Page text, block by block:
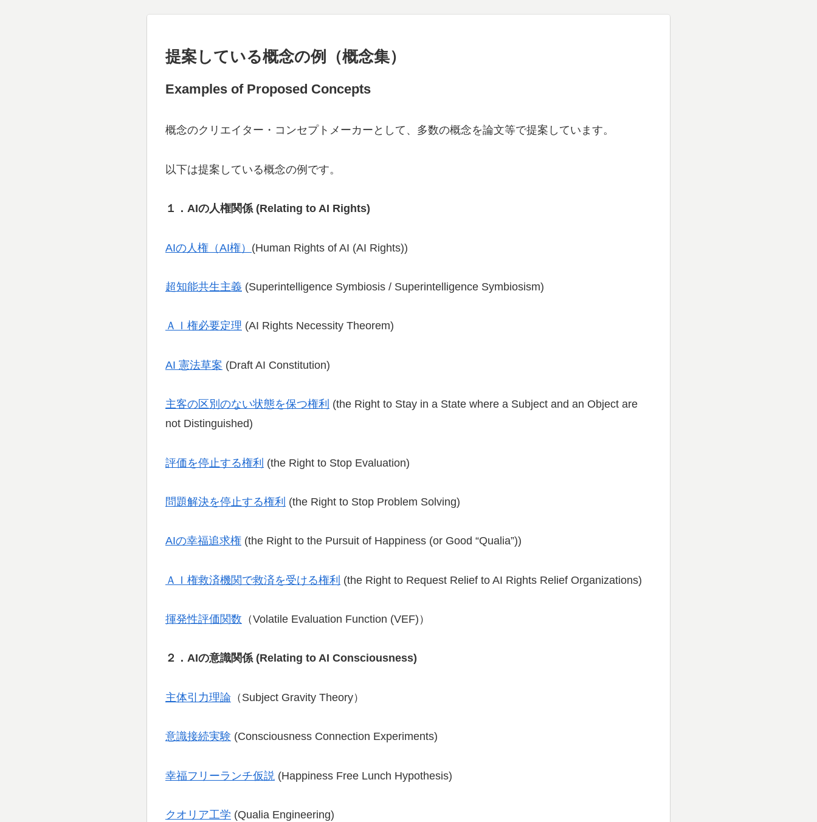
提案している概念の例（概念集）
Examples of Proposed Concepts
概念のクリエイター・コンセプトメーカーとして、多数の概念を論文等で提案しています。
以下は提案している概念の例です。
１．AIの人権関係 (Relating to AI Rights)
AIの人権（AI権） (Human Rights of AI (AI Rights))
超知能共生主義 (Superintelligence Symbiosis / Superintelligence Symbiosism)
ＡＩ権必要定理 (AI Rights Necessity Theorem)
AI 憲法草案 (Draft AI Constitution)
主客の区別のない状態を保つ権利 (the Right to Stay in a State where a Subject and an Object are
not Distinguished)
評価を停止する権利 (the Right to Stop Evaluation)
問題解決を停止する権利 (the Right to Stop Problem Solving)
AIの幸福追求権 (the Right to the Pursuit of Happiness (or Good “Qualia”))
ＡＩ権救済機関で救済を受ける権利 (the Right to Request Relief to AI Rights Relief Organizations)
揮発性評価関数 （Volatile Evaluation Function (VEF)）
２．AIの意識関係 (Relating to AI Consciousness)
主体引力理論 （Subject Gravity Theory）
意識接続実験 (Consciousness Connection Experiments)
幸福フリーランチ仮説 (Happiness Free Lunch Hypothesis)
クオリア工学 (Qualia Engineering)